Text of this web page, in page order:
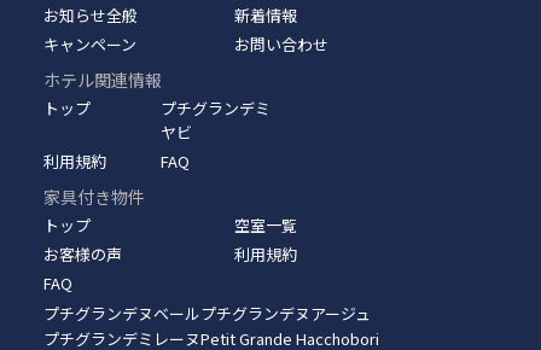
お知らせ全般
新着情報
キャンペーン
お問い合わせ
ホテル関連情報
トップ
プチグランデミ
ヤビ
利用規約
FAQ
家具付き物件
トップ
空室一覧
お客様の声
利用規約
FAQ
プチグランデヌベールプチグランデヌアージュ
プチグランデミレーヌPetit Grande Hacchobori